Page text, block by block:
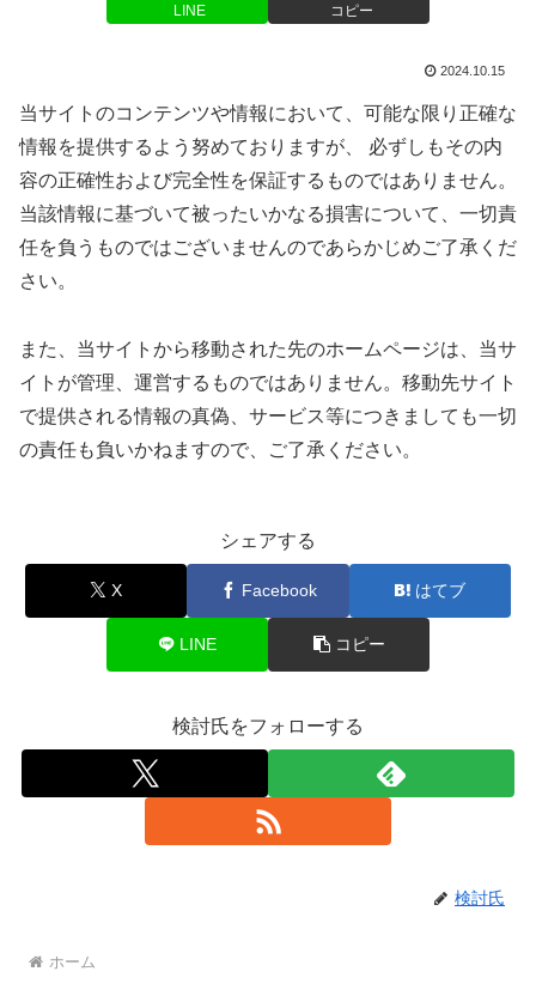
LINE コピー
2024.10.15
当サイトのコンテンツや情報において、可能な限り正確な
情報を提供するよう努めておりますが、 必ずしもその内
容の正確性および完全性を保証するものではありません。
当該情報に基づいて被ったいかなる損害について、一切責
任を負うものではございませんのであらかじめご了承くだ
さい。
また、当サイトから移動された先のホームページは、当サ
イトが管理、運営するものではありません。移動先サイト
で提供される情報の真偽、サービス等につきましても一切
の責任も負いかねますので、ご了承ください。
シェアする
X Facebook はてブ
LINE コピー
検討氏をフォローする
検討氏
ホーム